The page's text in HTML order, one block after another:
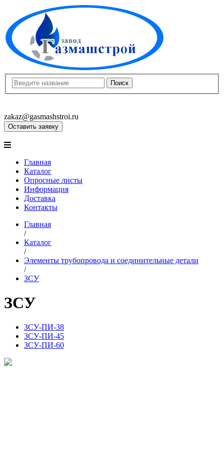
zakaz@gasmashstroi.ru
Оставить заявку
Главная
Каталог
Опросные листы
Информация
Доставка
Контакты
Главная
/
Каталог
/
Элементы трубопровода и соединительные детали
/
ЗСУ
ЗСУ
ЗСУ-ПИ-38
ЗСУ-ПИ-45
ЗСУ-ПИ-60